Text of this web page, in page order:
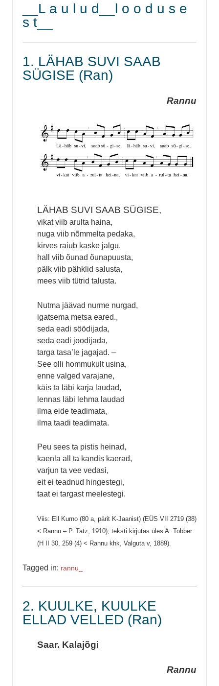
__L a u l u d__l o o d u s e
s t__
1. LÄHAB SUVI SAAB
SÜGISE (Ran)
Rannu
LÄHAB SUVI SAAB SÜGISE,
vikat viib arulta haina,
nuga viib nõmmelta pedaka,
kirves raiub kaske jalgu,
hall viib õunad õunapuusta,
pälk viib pähklid salusta,
mees viib tütrid talusta.
Nutma jäävad nurme nurgad,
igatsema metsa eared.,
seda eadi söödijada,
seda eadi joodijada,
targa tasa’le jagajad. –
See olli hommukult usina,
enne valged varajane,
käis ta läbi karja laudad,
lennas läbi lehma laudad
ilma eide teadimata,
ilma taadi teadimata.
Peu sees ta pistis heinad,
kaenla all ta kandis kaerad,
varjun ta vee vedasi,
eit ei teadnud hingestegi,
taat ei targast meelestegi.
Viis: Ell Kurno (80 a, pärit K-Jaanist) (EÜS VII 2719 (38)
< Rannu – P. Tatz, 1910), teksti kirjutas üles A. Tobber
(H II 30, 259 (4) < Rannu khk, Valguta v, 1889).
Tagged in: rannu_
2. KUULKE, KUULKE
ELLAD VELLED (Ran)
Saar. Kalajõgi
Rannu